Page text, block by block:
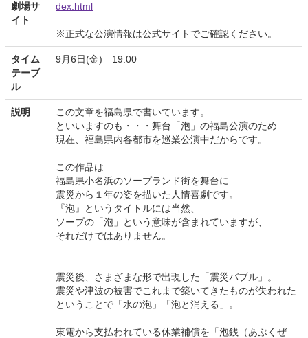
劇場サ
イト
dex.html
※正式な公演情報は公式サイトでご確認ください。
タイム
テーブ
ル
9月6日(金) 19:00
説明
この文章を福島県で書いています。
といいますのも・・・舞台「泡」の福島公演のため
現在、福島県内各都市を巡業公演中だからです。
この作品は
福島県小名浜のソープランド街を舞台に
震災から１年の姿を描いた人情喜劇です。
『泡』というタイトルには当然、
ソープの「泡」という意味が含まれていますが、
それだけではありません。
震災後、さまざまな形で出現した「震災バブル」。
震災や津波の被害でこれまで築いてきたものが失われた
ということで「水の泡」「泡と消える」。
東電から支払われている休業補償を「泡銭（あぶくぜ